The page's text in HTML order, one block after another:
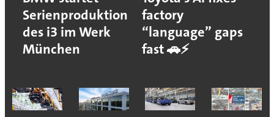
Serienproduktion
des i3 im Werk
München
factory
“language” gaps
fast 🚗⚡